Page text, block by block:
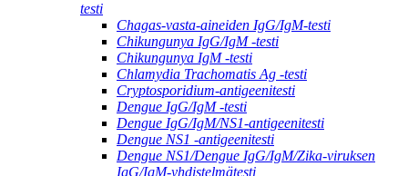
testi
Chagas-vasta-aineiden IgG/IgM-testi
Chikungunya IgG/IgM -testi
Chikungunya IgM -testi
Chlamydia Trachomatis Ag -testi
Cryptosporidium-antigeenitesti
Dengue IgG/IgM -testi
Dengue IgG/IgM/NS1-antigeenitesti
Dengue NS1 -antigeenitesti
Dengue NS1/Dengue IgG/IgM/Zika-viruksen
IgG/IgM-yhdistelmätesti